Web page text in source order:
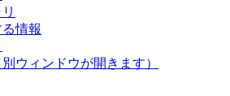
情報
別ウィンドウが開きます）